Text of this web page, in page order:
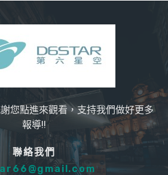
您點進來觀看，支持我們做好更多
報導!!
聯絡我們